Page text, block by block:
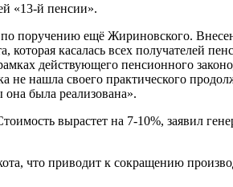
«13-й пенсии».
поручению ещё Жириновского.
касалась всех получателей
действующего пенсионного
нашла своего практического
была реализована».
вырастет на 7-10%, заявил
что приводит к сокращению